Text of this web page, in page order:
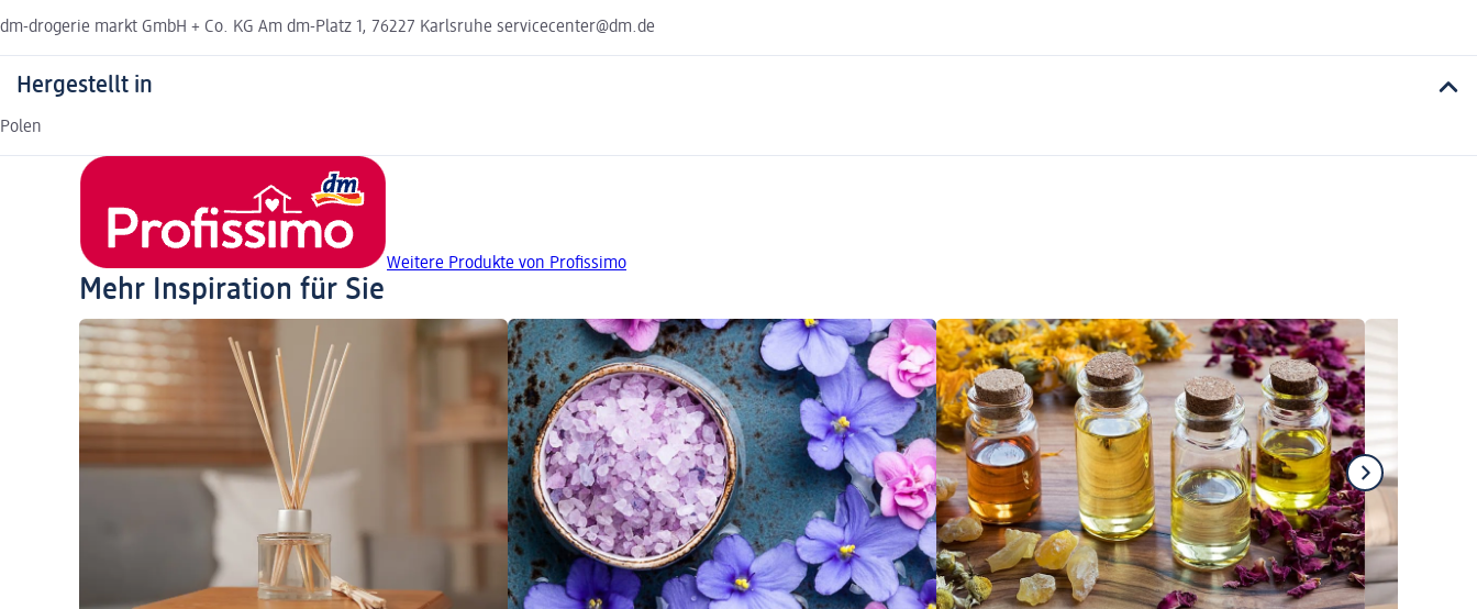
dm-drogerie markt GmbH + Co. KG Am dm-Platz 1, 76227 Karlsruhe servicecenter@dm.de
Hergestellt in
Polen
Weitere Produkte von Profissimo
Mehr Inspiration für Sie